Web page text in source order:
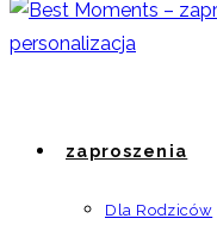
zaproszenia
Dla Rodziców